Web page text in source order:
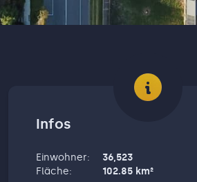
Infos
Einwohner:
36,523
Fläche: 102.85 km²